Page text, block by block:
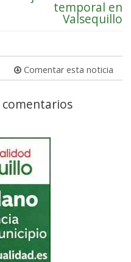
temporal en
Valsequillo
Comentar esta noticia